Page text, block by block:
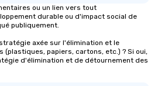
ou un lien vers tout
durable ou d'impact social de
publiquement.
axée sur l'élimination et le
papiers, cartons, etc.) ? Si oui,
d'élimination et de détournement des